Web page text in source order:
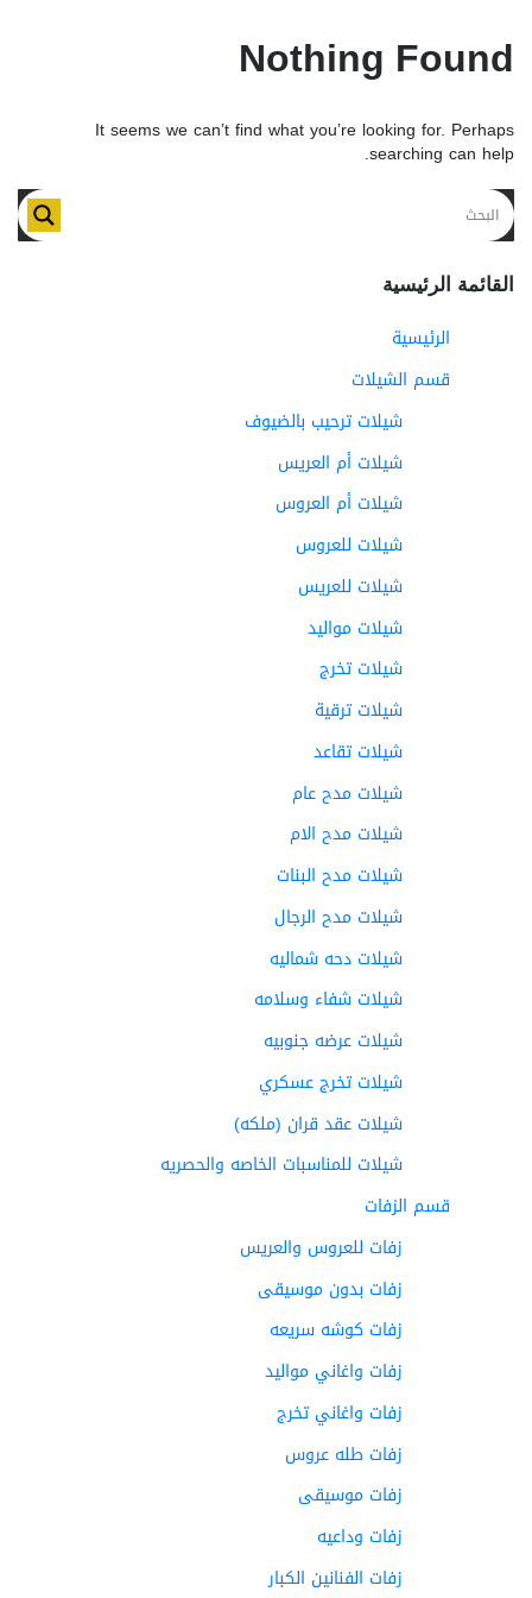
Nothing Found
It seems we can’t find what you’re looking for. Perhaps
searching can help.
القائمة الرئيسية
الرئيسية
قسم الشيلات
شيلات ترحيب بالضيوف
شيلات أم العريس
شيلات أم العروس
شيلات للعروس
شيلات للعريس
شيلات مواليد
شيلات تخرج
شيلات ترقية
شيلات تقاعد
شيلات مدح عام
شيلات مدح الام
شيلات مدح البنات
شيلات مدح الرجال
شيلات دحه شماليه
شيلات شفاء وسلامه
شيلات عرضه جنوبيه
شيلات تخرج عسكري
شيلات عقد قران (ملكه)
شيلات للمناسبات الخاصه والحصريه
قسم الزفات
زفات للعروس والعريس
زفات بدون موسيقى
زفات كوشه سريعه
زفات واغاني مواليد
زفات واغاني تخرج
زفات طله عروس
زفات موسيقى
زفات وداعيه
زفات الفنانين الكبار